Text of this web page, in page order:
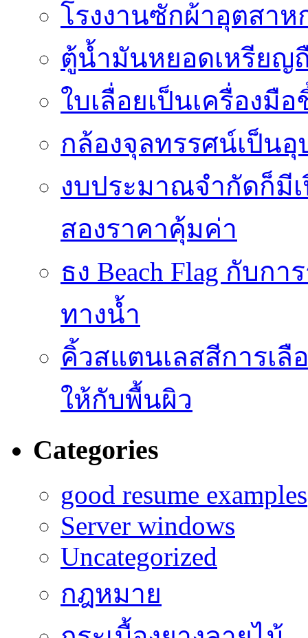
โรงงานซักผ้าอุตสา
ตู้น้ำมันหยอดเหรียญ
ใบเลื่อยเป็นเครื่อง
กล้องจุลทรรศน์เป็น
งบประมาณจำกัดก็มี
สองราคาคุ้มค่า
ธง Beach Flag กับก
ทางน้ำ
คิ้วสแตนเลสสีการเลื
ให้กับพื้นผิว
Categories
good resume examples
Server windows
Uncategorized
กฎหมาย